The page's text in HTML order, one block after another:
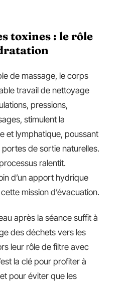
toxines : le rôle
de massage, le corps
travail de nettoyage
pressions,
stimulent la
et lymphatique, poussant
portes de sortie naturelles.
ralentit.
d’un apport hydrique
mission d’évacuation.
après la séance suffit à
des déchets vers les
leur rôle de filtre avec
la clé pour profiter à
pour éviter que les